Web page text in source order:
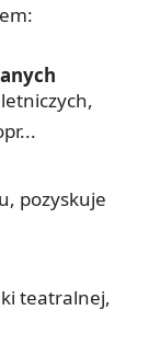
pozyskuje
teatralnej,